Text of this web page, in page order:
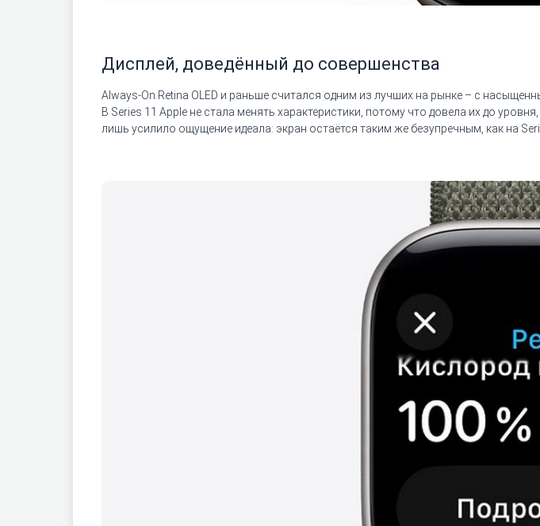
Дисплей, доведённый до совершенства
Always-On Retina OLED и раньше считался одним из лучших на рынке – с
В Series 11 Apple не стала менять характеристики, потому что довела их до
лишь усилило ощущение идеала: экран остаётся таким же безупречным, как на